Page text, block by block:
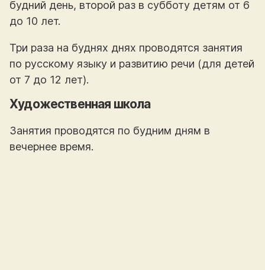
будний день, второй раз в субботу детям от 6
до 10 лет.
Три раза на буднях днях проводятся занятия
по русскому языку и развитию речи (для детей
от 7 до 12 лет).
Художественная школа
Занятия проводятся по будним дням в
вечернее время.